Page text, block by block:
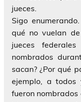
jueces.
Sigo
qué no vuelan
jueces
nombrados
sacan? ¿Por qué
ejemplo, a
fueron nombrados